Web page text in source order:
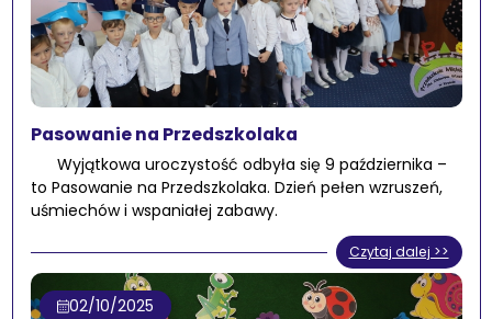
Pasowanie na Przedszkolaka
Wyjątkowa uroczystość odbyła się 9 października –
to Pasowanie na Przedszkolaka. Dzień pełen wzruszeń,
uśmiechów i wspaniałej zabawy.
Czytaj dalej >>
02/10/2025